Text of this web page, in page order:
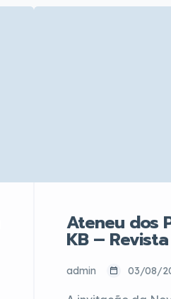
Ateneu dos
KB –
admin 03/08/